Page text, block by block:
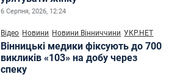
6 Серпня, 2026, 12:24
Відео Новини Новини Вінниччини УКР.НЕТ
Вінницькі медики фіксують до 700
викликів «103» на добу через
спеку